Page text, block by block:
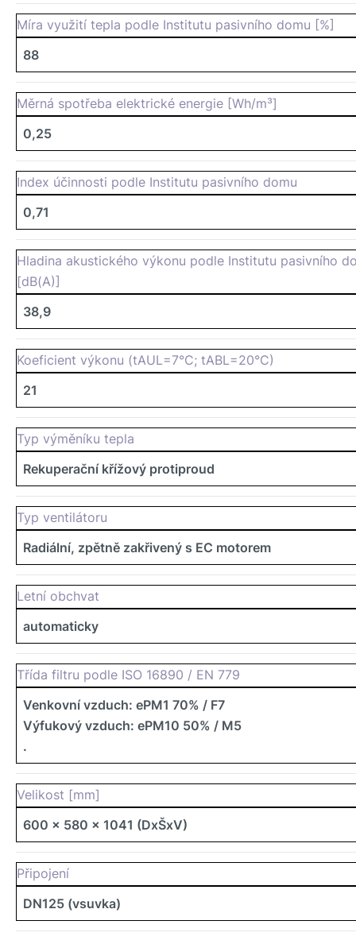
Míra využití tepla podle Institutu pasivního domu [%]
88
Měrná spotřeba elektrické energie [Wh/m³]
0,25
Index účinnosti podle Institutu pasivního domu
0,71
Hladina akustického výkonu podle Institutu pasivního
[dB(A)]
38,9
Koeficient výkonu (tAUL=7°C; tABL=20°C)
21
Typ výměníku tepla
Rekuperační křížový protiproud
Typ ventilátoru
Radiální, zpětně zakřivený s EC motorem
Letní obchvat
automaticky
Třída filtru podle ISO 16890 / EN 779
Venkovní vzduch: ePM1 70% / F7
Výfukový vzduch: ePM10 50% / M5
.
Velikost [mm]
600 x 580 x 1041 (DxŠxV)
Připojení
DN125 (vsuvka)